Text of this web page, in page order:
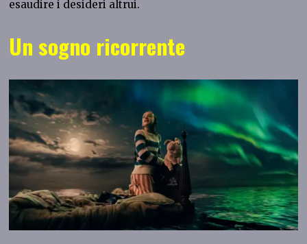
esaudire i desideri altrui.
Un sogno ricorrente